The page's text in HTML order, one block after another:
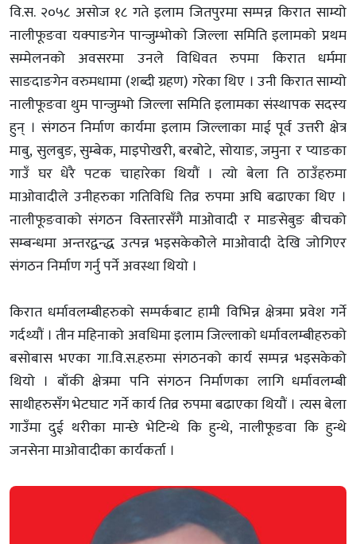
वि.स. २०५८ असोज १८ गते इलाम जितपुरमा सम्पन्न किरात साम्यो
नालीफूङवा यक्पाङगेन पान्जुम्भोको जिल्ला समिति इलामको प्रथम
सम्मेलनको अवसरमा उनले विधिवत रुपमा किरात धर्ममा
साङदाङगेन वरुमधामा (शब्दी ग्रहण) गरेका थिए । उनी किरात साम्यो
नालीफूङवा थुम पान्जुम्भो जिल्ला समिति इलामका संस्थापक सदस्य
हुन् । संगठन निर्माण कार्यमा इलाम जिल्लाका माई पूर्व उत्तरी क्षेत्र
माबु, सुलबुङ, सुम्बेक, माइपोखरी, बरबोटे, सोयाङ, जमुना र प्याङका
गाउँ घर धेरै पटक चाहारेका थियौं । त्यो बेला ति ठाउँहरुमा
माओवादीले उनीहरुका गतिविधि तिव्र रुपमा अघि बढाएका थिए ।
नालीफूङवाको संगठन विस्तारसँगै माओवादी र माङसेबुङ बीचको
सम्बन्धमा अन्तरद्वन्द्ध उत्पन्न भइसकेकोेले माओवादी देखि जोगिएर
संगठन निर्माण गर्नु पर्ने अवस्था थियो ।
किरात धर्मावलम्बीहरुको सम्पर्कबाट हामी विभिन्न क्षेत्रमा प्रवेश गर्ने
गर्दथ्यौं । तीन महिनाको अवधिमा इलाम जिल्लाको धर्मावलम्बीहरुको
बसोबास भएका गा.वि.स.हरुमा संगठनको कार्य सम्पन्न भइसकेको
थियो । बाँकी क्षेत्रमा पनि संगठन निर्माणका लागि धर्मावलम्बी
साथीहरुसँग भेटघाट गर्ने कार्य तिव्र रुपमा बढाएका थियौं । त्यस बेला
गाउँमा दुई थरीका मान्छे भेटिन्थे कि हुन्थे, नालीफूङवा कि हुन्थे
जनसेना माओवादीका कार्यकर्ता ।